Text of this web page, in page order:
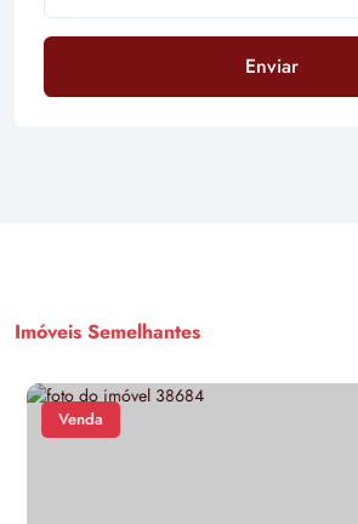
Enviar
Imóveis Semelhantes
Venda